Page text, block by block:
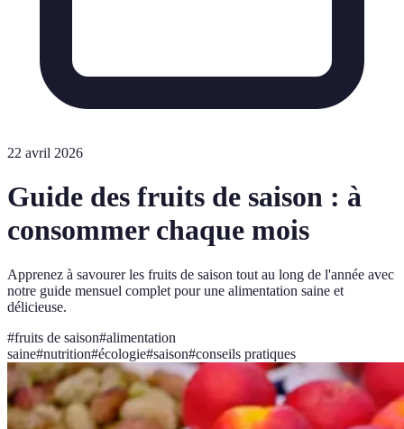
22 avril 2026
Guide des fruits de saison : à
consommer chaque mois
Apprenez à savourer les fruits de saison tout au long de l'année avec
notre guide mensuel complet pour une alimentation saine et
délicieuse.
#fruits de saison#alimentation
saine#nutrition#écologie#saison#conseils pratiques